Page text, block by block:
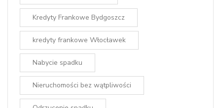
Kredyty Frankowe Bydgoszcz
kredyty frankowe Włocławek
Nabycie spadku
Nieruchomości bez wątpliwości